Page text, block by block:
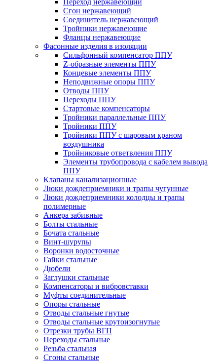
Переход нержавеющий
Сгон нержавеющий
Соединитель нержавеющий
Тройники нержавеющие
Фланцы нержавеющие
Фасонные изделия в изоляции
Cильфонный компенсатор ППУ
Z-образные элементы ППУ
Концевые элементы ППУ
Неподвижные опоры ППУ
Отводы ППУ
Переходы ППУ
Стартовые компенсаторы
Тройники параллельные ППУ
Тройники ППУ
Тройники ППУ с шаровым краном
воздушника
Тройниковые ответвления ППУ
Элементы трубопровода с кабелем вывода
ППУ
Клапаны канализационные
Люки дождеприемники и трапы чугунные
Люки дождеприемники колодцы и трапы
полимерные
Анкера забивные
Болты стальные
Бочата стальные
Винт-шурупы
Воронки водосточные
Гайки стальные
Дюбели
Заглушки стальные
Компенсаторы и вибровставки
Муфты соединительные
Опоры стальные
Отводы стальные гнутые
Отводы стальные крутоизогнутые
Отрезки трубы ВГП
Переходы стальные
Резьба стальная
Сгоны стальные